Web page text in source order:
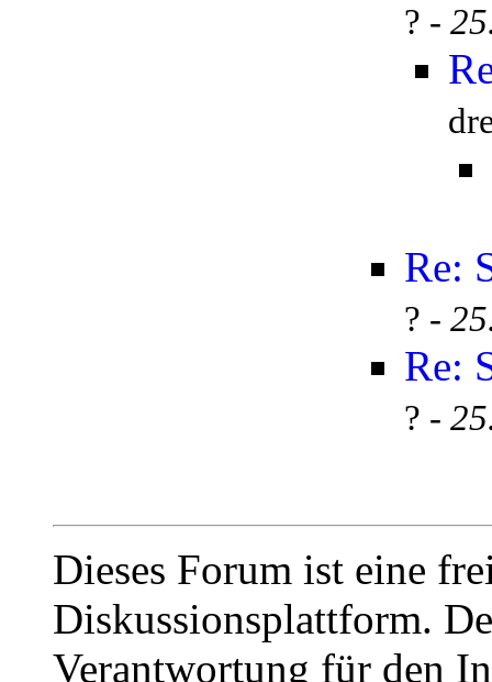
? -
Re:
? -
Re:
? -
Dieses Forum ist eine
Diskussionsplattform.
Verantwortung für den